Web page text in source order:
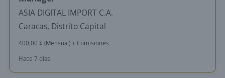
ASIA DIGITAL IMPORT C.A.
Caracas, Distrito Capital
400,00 $ (Mensual) + Comisiones
Hace 7 días